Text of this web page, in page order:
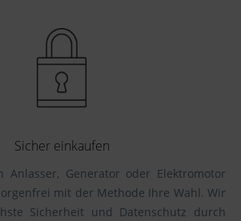
Sicher einkaufen
Anlasser, Generator oder Elektromotor
mit der Methode Ihre Wahl. Wir
Sicherheit und Datenschutz durch